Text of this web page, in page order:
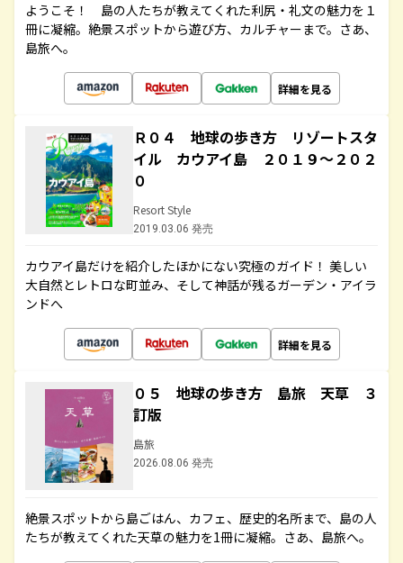
ようこそ！ 島の人たちが教えてくれた利尻・礼文の魅力を１
冊に凝縮。絶景スポットから遊び方、カルチャーまで。さあ、
島旅へ。
詳細を見る
Ｒ０４ 地球の歩き方 リゾートスタ
イル カウアイ島 ２０１９～２０２
０
Resort Style
2019.03.06 発売
カウアイ島だけを紹介したほかにない究極のガイド！ 美しい
大自然とレトロな町並み、そして神話が残るガーデン・アイラ
ンドへ
詳細を見る
０５ 地球の歩き方 島旅 天草 ３
訂版
島旅
2026.08.06 発売
絶景スポットから島ごはん、カフェ、歴史的名所まで、島の人
たちが教えてくれた天草の魅力を1冊に凝縮。さあ、島旅へ。